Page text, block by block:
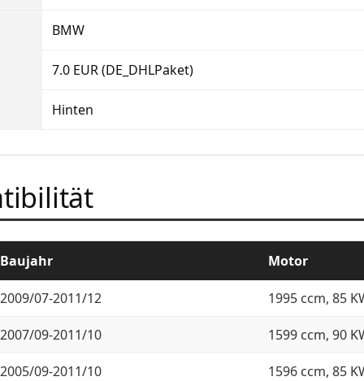
BMW
7.0 EUR (DE_DHLPaket)
Hinten
Baujahr Motor
2009/07-2011/12 1995 ccm, 85
2007/09-2011/10 1599 ccm, 90
2005/09-2011/10 1596 ccm, 85